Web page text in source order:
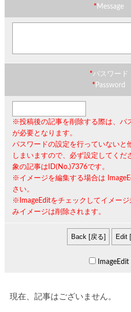
* Message
*パスワード
* Password
※投稿後の記事を削除する際は、 パ
が必要となります。
パスワードの設定を行っていないと
しまいますので、必ず設定してく
象の記事は ID(No.)7376です。
※イメージを編集する場合は
さい。
※ImageEditをチェックしてイメー
みイメージは削除されます。
ImageEdit
現在、記事はございません。